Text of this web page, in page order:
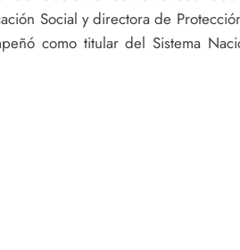
Social y directora de
como titular del Sistema